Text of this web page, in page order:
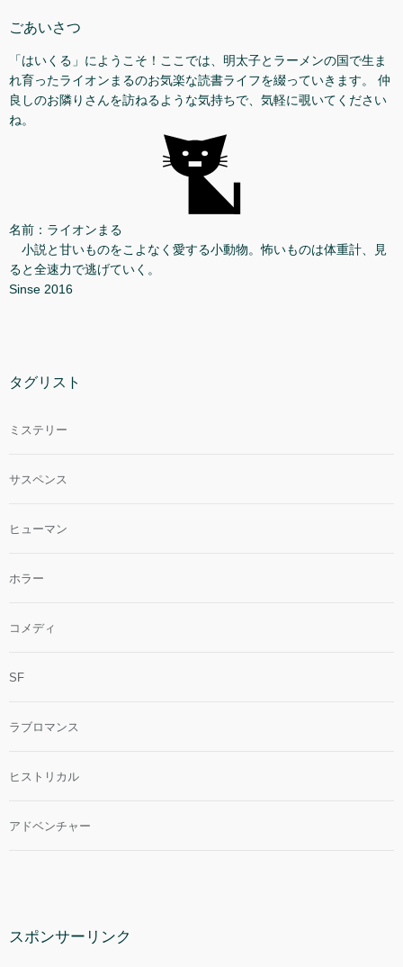
ごあいさつ
「はいくる」にようこそ！ここでは、明太子とラーメンの国で生ま
れ育ったライオンまるのお気楽な読書ライフを綴っていきます。 仲
良しのお隣りさんを訪ねるような気持ちで、気軽に覗いてください
ね。
名前：ライオンまる
小説と甘いものをこよなく愛する小動物。怖いものは体重計、見
ると全速力で逃げていく。
Sinse 2016
タグリスト
ミステリー
サスペンス
ヒューマン
ホラー
コメディ
SF
ラブロマンス
ヒストリカル
アドベンチャー
スポンサーリンク